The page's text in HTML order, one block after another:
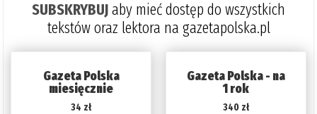
SUBSKRYBUJaby mieć dostęp do wszystkich
tekstów oraz lektora na gazetapolska.pl
Gazeta Polska
miesięcznie
34 zł
Gazeta Polska - na
1 rok
340 zł